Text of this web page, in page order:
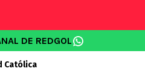
DE REDGOL
Católica